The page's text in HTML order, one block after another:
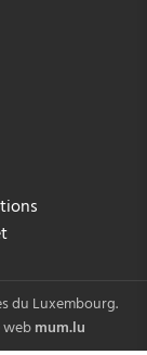
du Luxembourg.
web mum.lu